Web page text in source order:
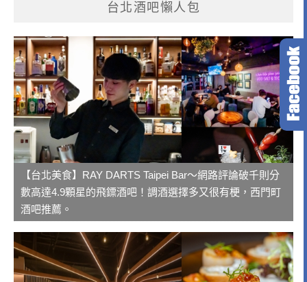
台北酒吧懶人包
【台北美食】RAY DARTS Taipei Bar～網路評論破千則分
數高達4.9顆星的飛鏢酒吧！調酒選擇多又很有梗，西門町
酒吧推薦。